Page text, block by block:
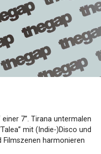
7”. Tirana untermalen
mit (Indie-)Disco und
Filmszenen harmonieren